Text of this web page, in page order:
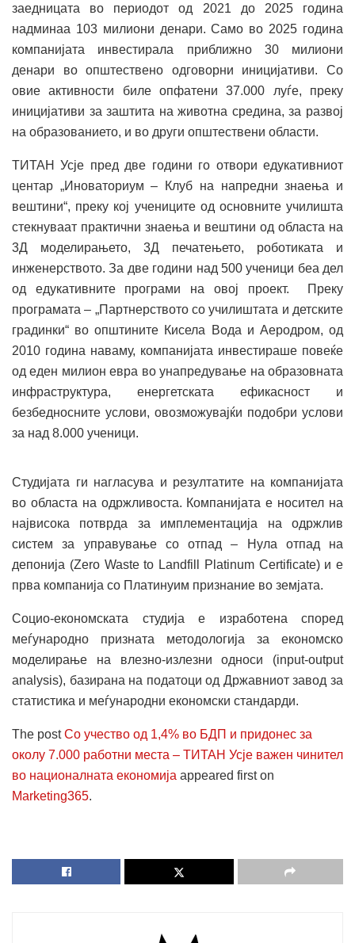
заедницата во периодот од 2021 до 2025 година
надминаа 103 милиони денари. Само во 2025 година
компанијата инвестирала приближно 30 милиони
денари во општествено одговорни иницијативи. Со
овие активности биле опфатени 37.000 луѓе, преку
иницијативи за заштита на животна средина, за развој
на образованието, и во други општествени области.
ТИТАН Усје пред две години го отвори едукативниот
центар „Иноваториум – Клуб на напредни знаења и
вештини“, преку кој учениците од основните училишта
стекнуваат практични знаења и вештини од областа на
3Д моделирањето, 3Д печатењето, роботиката и
инженерството. За две години над 500 ученици беа дел
од едукативните програми на овој проект. Преку
програмата – „Партнерството со училиштата и детските
градинки“ во општините Кисела Вода и Аеродром, од
2010 година наваму, компанијата инвестираше повеќе
од еден милион евра во унапредување на образовната
инфраструктура, енергетската ефикасност и
безбедносните услови, овозможувајќи подобри услови
за над 8.000 ученици.
Студијата ги нагласува и резултатите на компанијата
во областа на одржливоста. Компанијата е носител на
највисока потврда за имплементација на одржлив
систем за управување со отпад – Нула отпад на
депонија (Zero Waste to Landfill Platinum Certificate) и е
прва компанија со Платинуим признание во земјата.
Социо-економската студија е изработена според
меѓународно призната методологија за економско
моделирање на влезно-излезни односи (input-output
analysis), базирана на податоци од Државниот завод за
статистика и меѓународни економски стандарди.
The postСо учество од 1,4% во БДП и придонес за
околу 7.000 работни места – ТИТАН Усје важен чинител
во националната економија appeared first on
Marketing365.